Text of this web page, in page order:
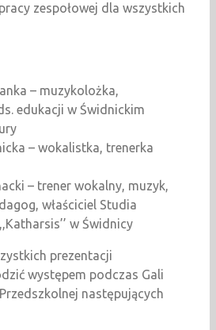
zespołowej dla wszystkich
– muzykolożka,
edukacji w Świdnickim
– wokalistka, trenerka
– trener wokalny, muzyk,
właściciel Studia
w Świdnicy
prezentacji
występem podczas Gali
następujących